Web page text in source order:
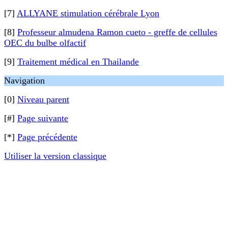
[7] ALLYANE stimulation cérébrale Lyon
[8] Professeur almudena Ramon cueto - greffe de cellules
OEC du bulbe olfactif
[9] Traitement médical en Thailande
Navigation
[0] Niveau parent
[#] Page suivante
[*] Page précédente
Utiliser la version classique